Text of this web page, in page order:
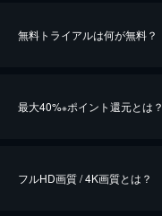
無料トライアルは何が無料？
最大40%※ポイント還元とは？
フルHD画質 / 4K画質とは？